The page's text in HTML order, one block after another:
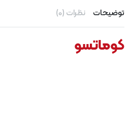
توضیحات نظرات (0)
کوماتسو